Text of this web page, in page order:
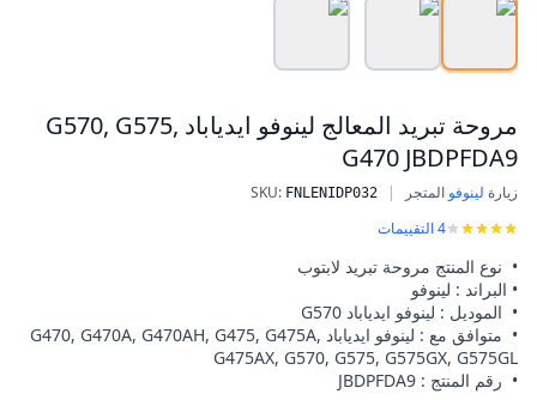
مروحة تبريد المعالج لينوفو ايدياباد G570, G575,
G470 JBDPFDA9
مروحة تبريد المعالج لينوفو ايدياباد G570, G575, G470 JBDPFDA9
زيارة لينوفو المتجر |
SKU: FNLENIDP032
4التقييمات
• نوع المنتج مروحة تبريد لابتوب
• البراند : لينوفو
• الموديل : لينوفو ايدياباد G570
• متوافق مع : لينوفو ايدياباد G470, G470A, G470AH, G475, G475A,
G475AX, G570, G575, G575GX, G575GL
• رقم المنتج : JBDPFDA9